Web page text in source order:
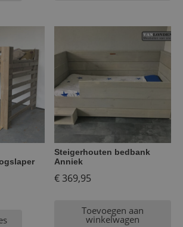
Steigerhouten bedbank
Anniek
€369,95
Toevoegen aan
winkelwagen